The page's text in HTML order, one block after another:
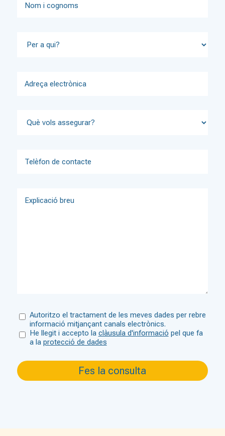
Autoritzo el tractament de les meves dades per rebre
informació mitjançant canals electrònics.
He llegit i accepto la clàusula d'informació pel que fa
a la protecció de dades